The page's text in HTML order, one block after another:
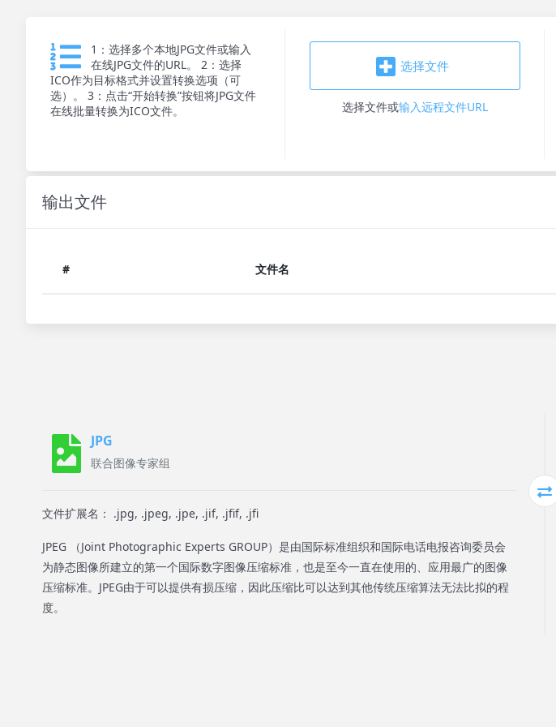
1：选择多个本地JPG文件或输入
在线JPG文件的URL。 2：选择
ICO作为目标格式并设置转换选项（可
选）。 3：点击“开始转换”按钮将JPG文件
在线批量转换为ICO文件。
选择文件
选择文件或输入远程文件URL
输出文件
# 文件名
JPG
联合图像专家组
文件扩展名： .jpg, .jpeg, .jpe, .jif, .jfif, .jfi
JPEG （Joint Photographic Experts GROUP）是由国际标准组织和国际电话电报咨询委员会
为静态图像所建立的第一个国际数字图像压缩标准，也是至今一直在使用的、应用最广的图像
压缩标准。JPEG由于可以提供有损压缩，因此压缩比可以达到其他传统压缩算法无法比拟的程
度。